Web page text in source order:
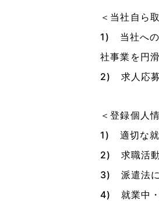
＜当社自ら
1) 当社への
社事業を円
2) 求人応募
＜登録個人
1) 適切な就
2) 求職活動
3) 派遣法に
4) 就業中・